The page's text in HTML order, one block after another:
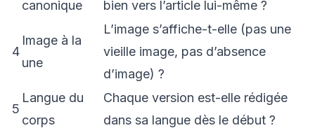
canonique
bien vers l’article lui-même ?
4
Image à la
une
L’image s’affiche-t-elle (pas une
vieille image, pas d’absence
d’image) ?
5
Langue du
corps
Chaque version est-elle rédigée
dans sa langue dès le début ?